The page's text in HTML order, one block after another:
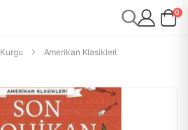
0
Kurgu Amerikan Klasikleri